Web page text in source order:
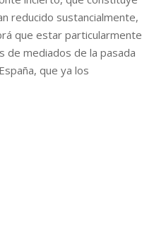
reducido sustancialmente,
que estar particularmente
de mediados de la pasada
que ya los